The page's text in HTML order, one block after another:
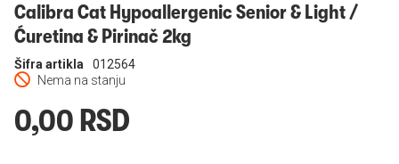
Calibra Cat Hypoallergenic Senior & Light /
Ćuretina & Pirinač 2kg
Nema na stanju
Šifra artikla 012564
0,00 RSD